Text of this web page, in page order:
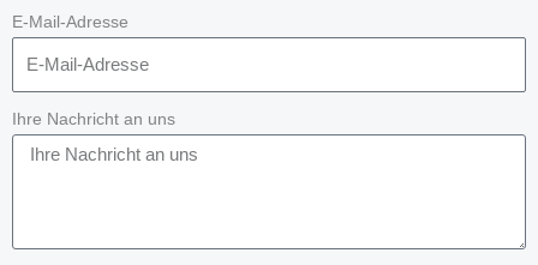
E-Mail-Adresse
Ihre Nachricht an uns